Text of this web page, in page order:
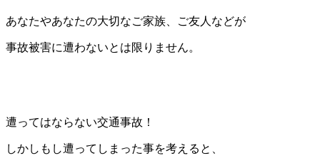
あなたやあなたの大切なご家族、ご友人などが
事故被害に遭わないとは限りません。
遭ってはならない交通事故！
しかしもし遭ってしまった事を考えると、